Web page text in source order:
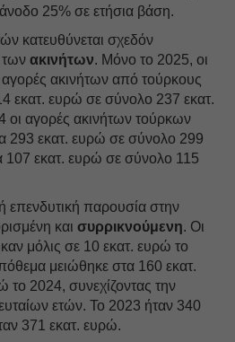
25% σε ετήσια βάση.
κατευθύνεται σχεδόν
των ακινήτων. Μόνο το 2025, οι
αγορές ακινήτων από τούρκους
εκατ. ευρώ σε σύνολο 237 εκατ.
οι αγορές ακινήτων τούρκων
293 εκατ. ευρώ σε σύνολο 299
107 εκατ. ευρώ σε σύνολο 115
επενδυτική παρουσία στην
και συρρικνούμενη. Οι
μόλις σε 10 εκατ. ευρώ το
μειώθηκε στα 160 εκατ.
2024, συνεχίζοντας την
ετών. Το 2023 ήταν 340
371 εκατ. ευρώ.